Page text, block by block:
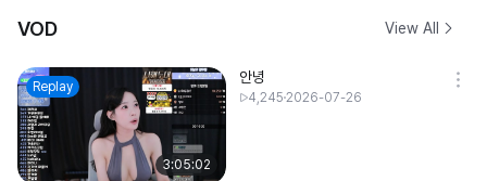
VOD View All
Replay
3:05:02
안녕
4,245 2026-07-26